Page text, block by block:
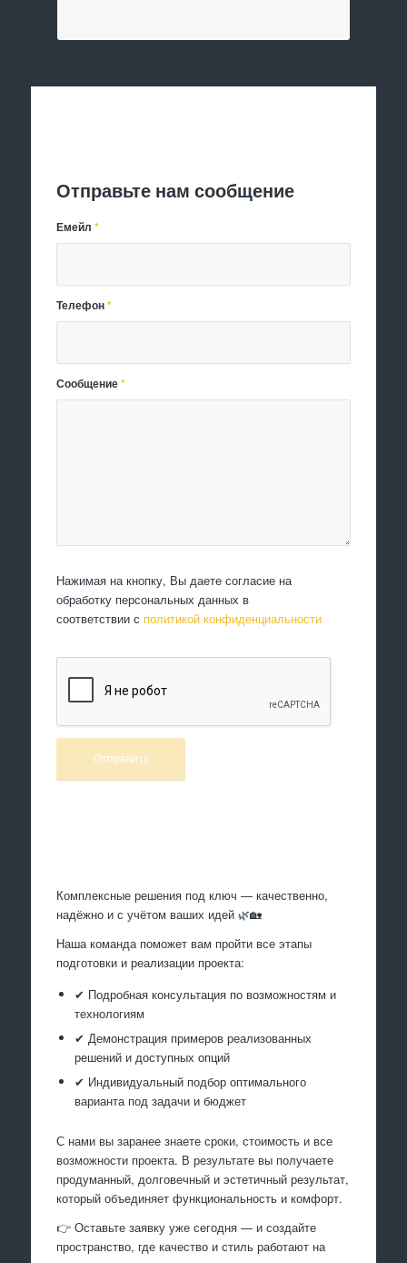
Отправьте нам сообщение
Емейл*
Телефон*
Сообщение*
Нажимая на кнопку, Вы даете согласие на
обработку персональных данных в
соответствии с политикой конфиденциальности
Комплексные решения под ключ — качественно,
надёжно и с учётом ваших идей 🌿🏡
Наша команда поможет вам пройти все этапы
подготовки и реализации проекта:
✔ Подробная консультация по возможностям и
технологиям
✔ Демонстрация примеров реализованных
решений и доступных опций
✔ Индивидуальный подбор оптимального
варианта под задачи и бюджет
С нами вы заранее знаете сроки, стоимость и все
возможности проекта. В результате вы получаете
продуманный, долговечный и эстетичный результат,
который объединяет функциональность и комфорт.
👉 Оставьте заявку уже сегодня — и создайте
пространство, где качество и стиль работают на